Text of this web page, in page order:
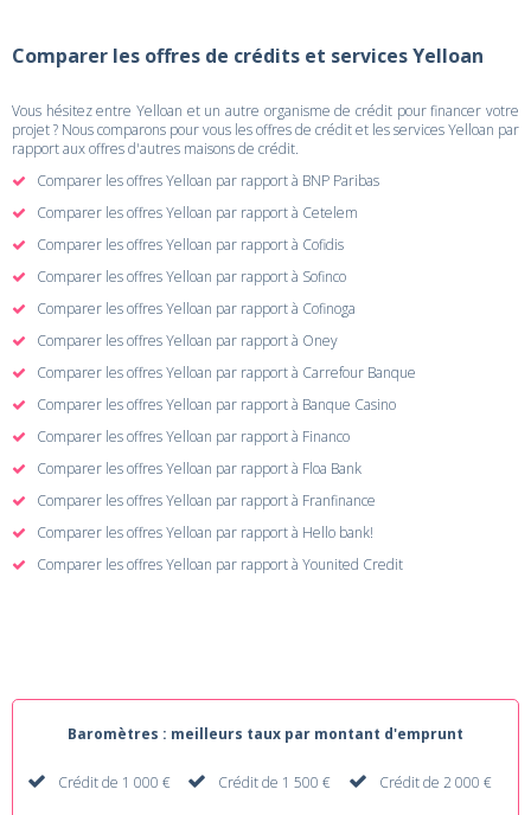
Comparer les offres de crédits et services Yelloan
Vous hésitez entre Yelloan et un autre organisme de crédit pour financer votre
projet ? Nous comparons pour vous les offres de crédit et les services Yelloan par
rapport aux offres d'autres maisons de crédit.
Comparer les offres Yelloan par rapport à BNP Paribas
Comparer les offres Yelloan par rapport à Cetelem
Comparer les offres Yelloan par rapport à Cofidis
Comparer les offres Yelloan par rapport à Sofinco
Comparer les offres Yelloan par rapport à Cofinoga
Comparer les offres Yelloan par rapport à Oney
Comparer les offres Yelloan par rapport à Carrefour Banque
Comparer les offres Yelloan par rapport à Banque Casino
Comparer les offres Yelloan par rapport à Financo
Comparer les offres Yelloan par rapport à Floa Bank
Comparer les offres Yelloan par rapport à Franfinance
Comparer les offres Yelloan par rapport à Hello bank!
Comparer les offres Yelloan par rapport à Younited Credit
Baromètres : meilleurs taux par montant d'emprunt
Crédit de 1 000 € Crédit de 1 500 € Crédit de 2 000 €